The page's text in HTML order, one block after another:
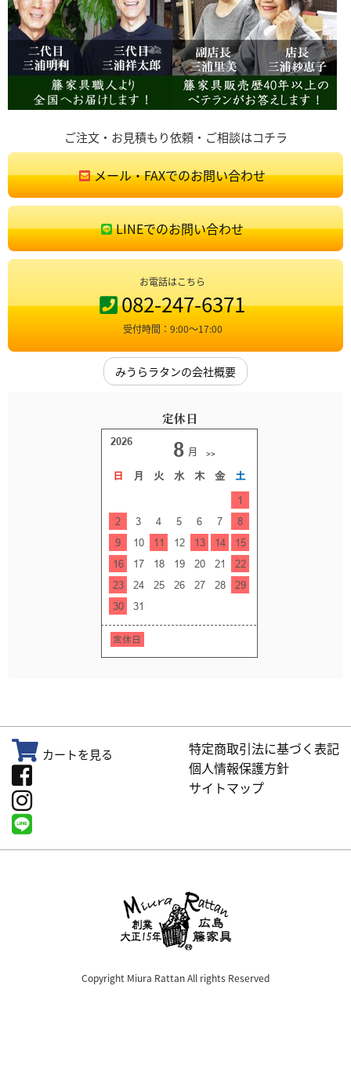
ご注文・お見積もり依頼・ご相談はコチラ
メール・FAXでのお問い合わせ
LINEでのお問い合わせ
お電話はこちら
082-247-6371
受付時間：9:00〜17:00
みうらラタンの会社概要
定休日
カートを見る
特定商取引法に基づく表記
個人情報保護方針
サイトマップ
Copyright Miura Rattan All rights Reserved